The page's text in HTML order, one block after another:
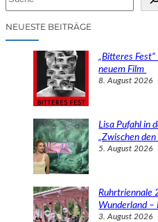
cNEUESTE BEITRÄGE
„Bitteres
neuem Film
8. August 2026
Lisa Pufahl in
„Zwischen
5. August 2026
Ruhrtriennale
Wunderland –
3. August 2026